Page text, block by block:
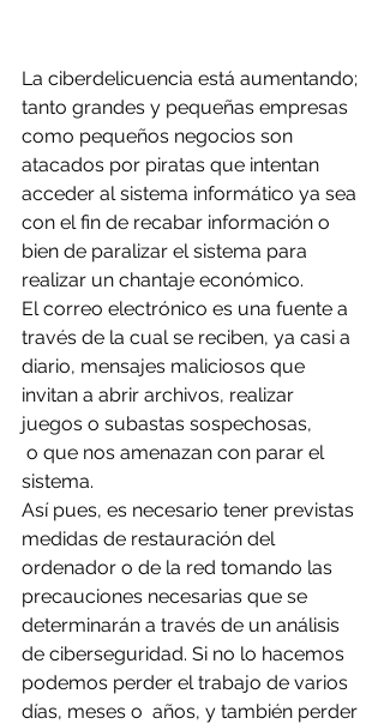
La ciberdelicuencia está aumentando;
tanto grandes y pequeñas empresas
como pequeños negocios son
atacados por piratas que intentan
acceder al sistema informático ya sea
con el fin de recabar información o
bien de paralizar el sistema para
realizar un chantaje económico.
El correo electrónico es una fuente a
través de la cual se reciben, ya casi a
diario, mensajes maliciosos que
invitan a abrir archivos, realizar
juegos o subastas sospechosas,
sistema.
Así pues, es necesario tener previstas
medidas de restauración del
ordenador o de la red tomando las
precauciones necesarias que se
determinarán a través de un análisis
de ciberseguridad. Si no lo hacemos
podemos perder el trabajo de varios
días, meses o  años, y también perder